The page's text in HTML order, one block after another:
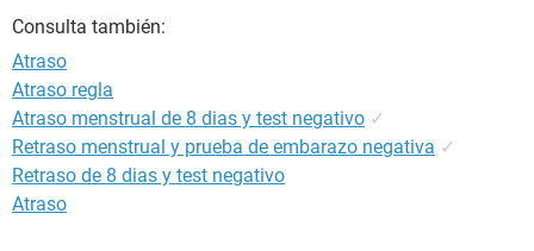
Consulta también:
Atraso
Atraso regla
Atraso menstrual de 8 dias y test negativo ✓
Retraso menstrual y prueba de embarazo negativa ✓
Retraso de 8 dias y test negativo
Atraso